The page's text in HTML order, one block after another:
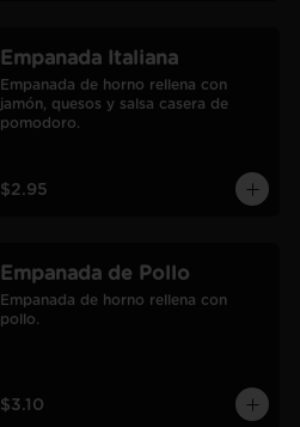
Empanada Italiana
Empanada de horno rellena con
jamón, quesos y salsa casera de
pomodoro.
$2.95
Empanada de Pollo
Empanada de horno rellena con
pollo.
$3.10